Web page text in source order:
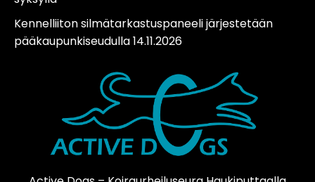
Kennelliiton silmätarkastuspaneeli järjestetään
pääkaupunkiseudulla 14.11.2026